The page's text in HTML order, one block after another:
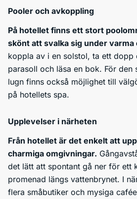
Pooler och avkoppling
På hotellet finns ett stort
skönt att svalka sig under varma
koppla av i en solstol, ta ett dopp
parasoll och läsa en bok. För den
lugn finns också möjlighet till
på hotellets spa.
Upplevelser i närheten
Från hotellet är det enkelt att
charmiga omgivningar.
det lätt att spontant gå ner för ett
promenad längs vattenbrynet. I
flera småbutiker och mysiga